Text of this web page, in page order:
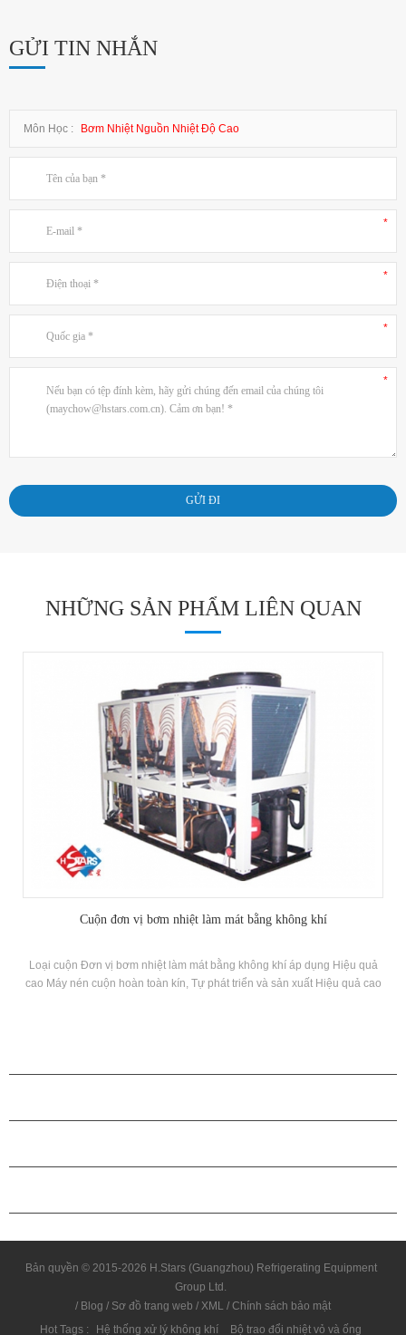
GỬI TIN NHẮN
Môn Học : Bơm Nhiệt Nguồn Nhiệt Độ Cao
NHỮNG SẢN PHẨM LIÊN QUAN
Cuộn đơn vị bơm nhiệt làm mát bằng không khí
Loại cuộn Đơn vị bơm nhiệt làm mát bằng không khí áp dụng Hiệu quả
cao Máy nén cuộn hoàn toàn kín, Tự phát triển và sản xuất Hiệu quả cao
Bản quyền © 2015-2026 H.Stars (Guangzhou) Refrigerating Equipment
Group Ltd.
/ Blog / Sơ đồ trang web / XML / Chính sách bảo mật
Hot Tags :
Hệ thống xử lý không khí Bộ trao đổi nhiệt vỏ và ống